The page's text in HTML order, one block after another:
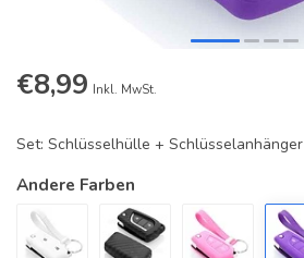
€8,99 Inkl. MwSt.
Set: Schlüsselhülle + Schlüsselanhänger
Andere Farben